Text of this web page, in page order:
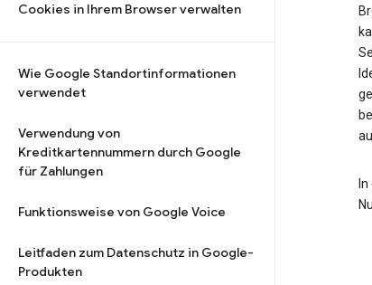
Cookies in Ihrem Browser verwalten
Wie Google Standortinformationen
verwendet
Verwendung von
Kreditkartennummern durch Google
für Zahlungen
Funktionsweise von Google Voice
Leitfaden zum Datenschutz in Google-
Produkten